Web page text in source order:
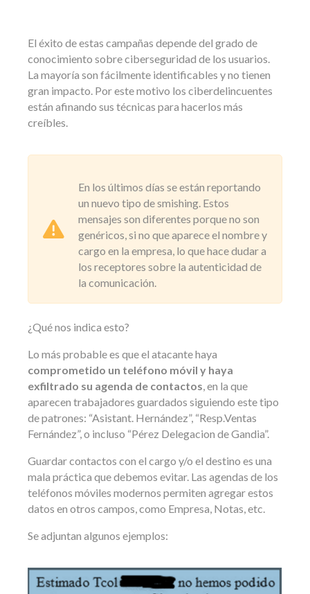
El éxito de estas campañas depende del grado de
conocimiento sobre ciberseguridad de los usuarios.
La mayoría son fácilmente identificables y no tienen
gran impacto. Por este motivo los ciberdelincuentes
están afinando sus técnicas para hacerlos más
creíbles.
En los últimos días se están reportando
un nuevo tipo de smishing. Estos
mensajes son diferentes porque no son
genéricos, si no que aparece el nombre y
cargo en la empresa, lo que hace dudar a
los receptores sobre la autenticidad de
la comunicación.
¿Qué nos indica esto?
Lo más probable es que el atacante haya
comprometido un teléfono móvil y haya
exfiltrado su agenda de contactos, en la que
aparecen trabajadores guardados siguiendo este tipo
de patrones: “Asistant. Hernández”, “Resp.Ventas
Fernández”, o incluso “Pérez Delegacion de Gandia”.
Guardar contactos con el cargo y/o el destino es una
mala práctica que debemos evitar. Las agendas de los
teléfonos móviles modernos permiten agregar estos
datos en otros campos, como Empresa, Notas, etc.
Se adjuntan algunos ejemplos: